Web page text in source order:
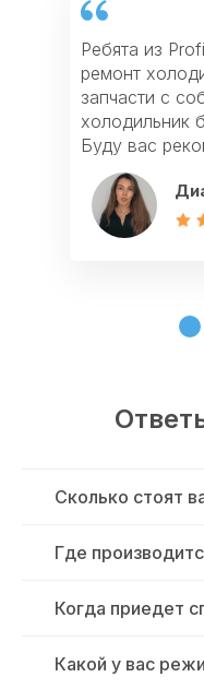
Ребята из
ремонт
запчасти с
холодильник
Буду вас
Спасибо за
ремонт
ремонта дали
весь мусор.
Если у вас
техники, то
Profi911. У них
работают
Сколько стоят
Где
Когда приедет
Какой у вас